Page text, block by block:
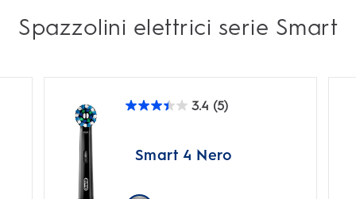
Spazzolini elettrici serie Smart
3.4 (5)
3.4
Smart 4 Nero